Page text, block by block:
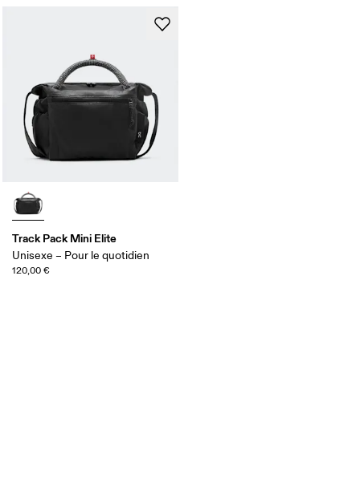
Track Pack Mini Elite
Unisexe – Pour le quotidien
120,00 €